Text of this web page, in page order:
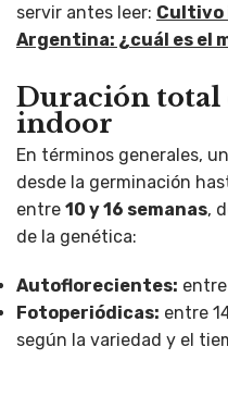
servir antes leer: Cultivo
Argentina: ¿cuál es el
Duración total
indoor
En términos generales,
desde la germinación
entre 10 y 16 semanas,
de la genética:
Autoflorecientes:
Fotoperiódicas: entre
según la variedad y el